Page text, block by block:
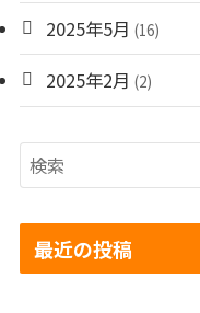
2025年5月 (16)
2025年2月 (2)
最近の投稿